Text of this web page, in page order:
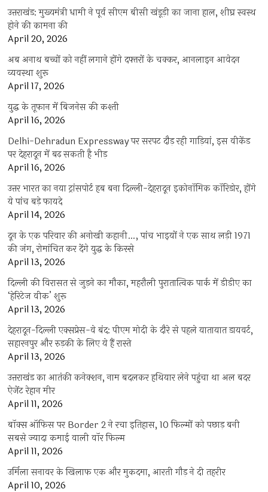
उत्तराखंड: मुख्यमंत्री धामी ने पूर्व सीएम बीसी खंडूड़ी का जाना हाल, शीघ्र स्वस्थ
होने की कामना की
April 20, 2026
अब अनाथ बच्चों को नहीं लगाने होंगे दफ्तरों के चक्कर, आनलाइन आवेदन
व्यवस्था शुरू
April 17, 2026
युद्ध के तूफान में बिजनेस की कश्ती
April 16, 2026
Delhi-Dehradun Expressway पर सरपट दौड़ रही गाड़ियां, इस वीकेंड
पर देहरादून में बढ़ सकती है भीड़
April 16, 2026
उत्तर भारत का नया ट्रांसपोर्ट हब बना दिल्ली-देहरादून इकोनॉमिक कॉरिडोर, होंगे
ये पांच बड़े फायदे
April 14, 2026
दून के एक परिवार की अनोखी कहानी…, पांच भाइयों ने एक साथ लड़ी 1971
की जंग, रोमांचित कर देंगे युद्ध के किस्से
April 13, 2026
दिल्ली की विरासत से जुड़ने का मौका, महरौली पुरातात्विक पार्क में डीडीए का
‘हेरिटेज वीक’ शुरू
April 13, 2026
देहरादून-दिल्ली एक्सप्रेस-वे बंद: पीएम मोदी के दौरे से पहले यातायात डायवर्ट,
सहारनपुर और रुड़की के लिए ये हैं रास्ते
April 13, 2026
उत्तराखंड का आतंकी कनेक्शन, नाम बदलकर हथियार लेने पहुंचा था अल बदर
ऐजेंट रेहान मीर
April 11, 2026
बॉक्स ऑफिस पर Border 2 ने रचा इतिहास, 10 फिल्मों को पछाड़ बनी
सबसे ज्यादा कमाई वाली वॉर फिल्म
April 11, 2026
उर्मिला सनावर के खिलाफ एक और मुकदमा, आरती गौड़ ने दी तहरीर
April 10, 2026